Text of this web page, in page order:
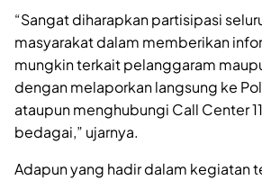
“Sangat diharapkan partisipasi
masyarakat dalam memberikan
mungkin terkait pelanggaram
dengan melaporkan langsung ke
ataupun menghubungi Call Center
bedagai,” ujarnya.
Adapun yang hadir dalam kegiatan